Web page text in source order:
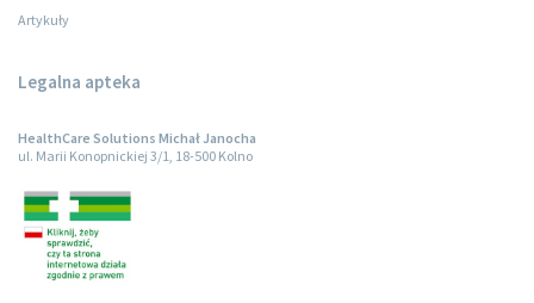
Artykuły
Legalna apteka
HealthCare Solutions Michał Janocha
ul. Marii Konopnickiej 3/1, 18-500 Kolno